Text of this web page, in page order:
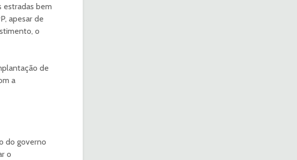
estradas bem
apesar de
o
de
a
do governo
o